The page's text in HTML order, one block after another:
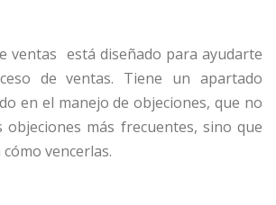
ventas está diseñado para ayudarte
de ventas. Tiene un apartado
en el manejo de objeciones, que no
objeciones más frecuentes, sino que
vencerlas.